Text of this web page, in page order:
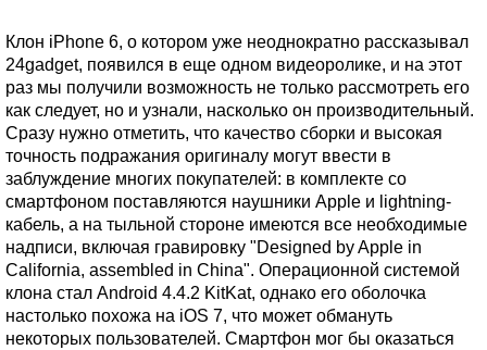
Клон iPhone 6, о котором уже неоднократно рассказывал
24gadget, появился в еще одном видеоролике, и на этот
раз мы получили возможность не только рассмотреть его
как следует, но и узнали, насколько он производительный.
Сразу нужно отметить, что качество сборки и высокая
точность подражания оригиналу могут ввести в
заблуждение многих покупателей: в комплекте со
смартфоном поставляются наушники Apple и lightning-
кабель, а на тыльной стороне имеются все необходимые
надписи, включая гравировку "Designed by Apple in
California, assembled in China". Операционной системой
клона стал Android 4.4.2 KitKat, однако его оболочка
настолько похожа на iOS 7, что может обмануть
некоторых пользователей. Смартфон мог бы оказаться